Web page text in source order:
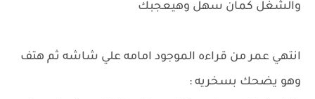
والشغل كمان سهل وهيعجبك
انتهي عمر من قراءه الموجود امامه علي شاشه ثم هتف
وهو يضحك بسخريه :